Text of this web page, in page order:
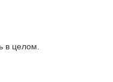
в целом.